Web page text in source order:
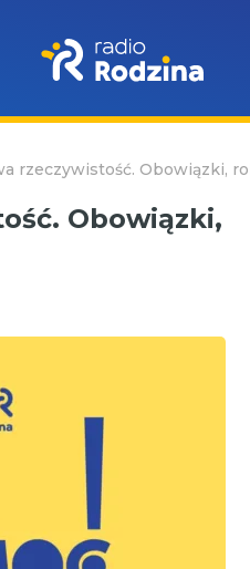
rzeczywistość. Obowiązki,
Obowiązki,